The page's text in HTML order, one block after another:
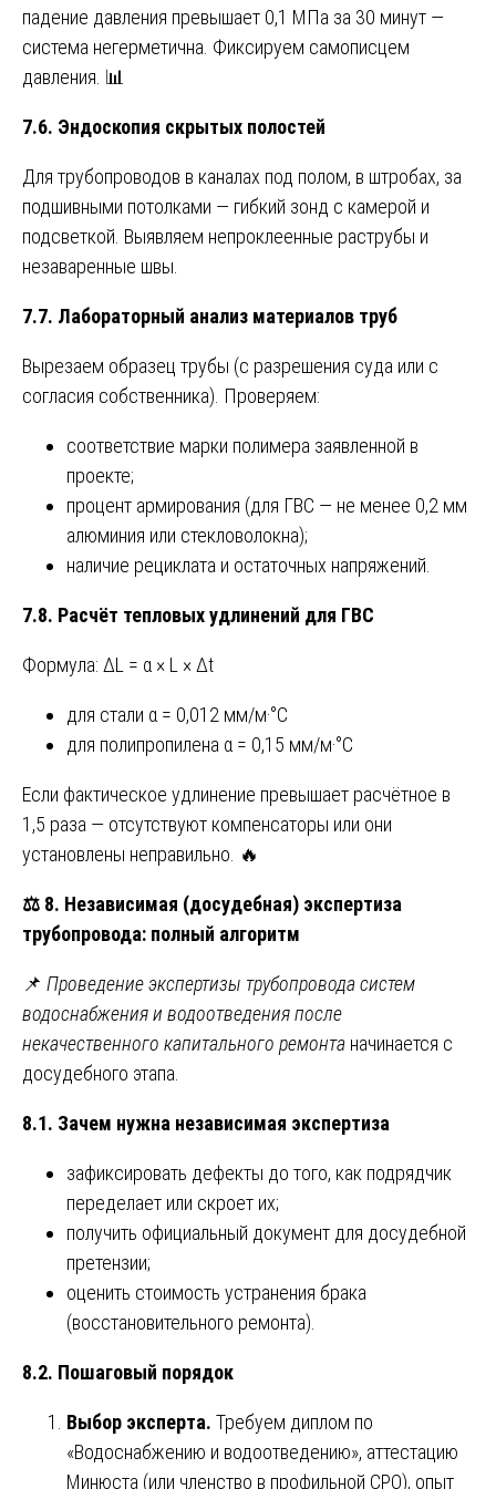
падение давления превышает 0,1 МПа за 30 минут —
система негерметична. Фиксируем самописцем
давления. 📊
7.6. Эндоскопия скрытых полостей
Для трубопроводов в каналах под полом, в штробах, за
подшивными потолками — гибкий зонд с камерой и
подсветкой. Выявляем непроклеенные раструбы и
незаваренные швы.
7.7. Лабораторный анализ материалов труб
Вырезаем образец трубы (с разрешения суда или с
согласия собственника). Проверяем:
соответствие марки полимера заявленной в
проекте;
процент армирования (для ГВС — не менее 0,2 мм
алюминия или стекловолокна);
наличие рециклата и остаточных напряжений.
7.8. Расчёт тепловых удлинений для ГВС
Формула: ΔL = α × L × Δt
для стали α = 0,012 мм/м·°C
для полипропилена α = 0,15 мм/м·°C
Если фактическое удлинение превышает расчётное в
1,5 раза — отсутствуют компенсаторы или они
установлены неправильно. 🔥
⚖️ 8. Независимая (досудебная) экспертиза
трубопровода: полный алгоритм
📌 Проведение экспертизы трубопровода систем
водоснабжения и водоотведения после
некачественного капитального ремонта начинается с
досудебного этапа.
8.1. Зачем нужна независимая экспертиза
зафиксировать дефекты до того, как подрядчик
переделает или скроет их;
получить официальный документ для досудебной
претензии;
оценить стоимость устранения брака
(восстановительного ремонта).
8.2. Пошаговый порядок
Выбор эксперта. Требуем диплом по
«Водоснабжению и водоотведению», аттестацию
Минюста (или членство в профильной СРО), опыт